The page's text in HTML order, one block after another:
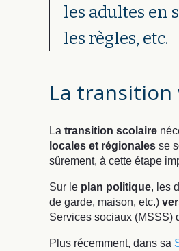
les adultes en
les règles, etc.
La transition
La transition scolaire
locales et régionales se
sûrement, à cette étape
Sur le plan politique, les
de garde, maison, etc.)
Services sociaux (MSSS)
Plus récemment, dans sa